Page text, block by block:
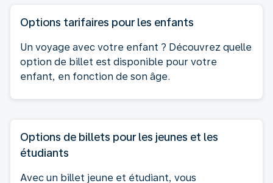
Options tarifaires pour les enfants
Un voyage avec votre enfant ? Découvrez quelle
option de billet est disponible pour votre
enfant, en fonction de son âge.
Options de billets pour les jeunes et les
étudiants
Avec un billet jeune et étudiant, vous